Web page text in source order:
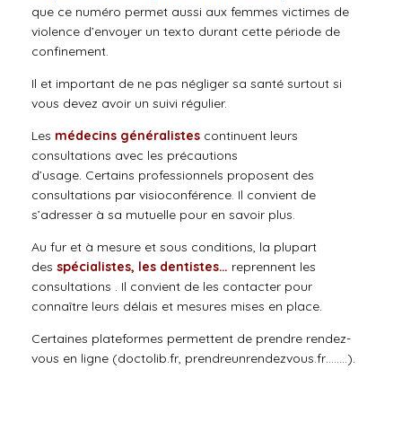
que ce numéro permet aussi aux femmes victimes de
violence d’envoyer un texto durant cette période de
confinement.
Il et important de ne pas négliger sa santé surtout si
vous devez avoir un suivi régulier.
Les médecins généralistes continuent leurs
consultations avec les précautions
d’usage. Certains professionnels proposent des
consultations par visioconférence. Il convient de
s’adresser à sa mutuelle pour en savoir plus.
Au fur et à mesure et sous conditions, la plupart
des spécialistes, les dentistes… reprennent les
consultations . Il convient de les contacter pour
connaître leurs délais et mesures mises en place.
Certaines plateformes permettent de prendre rendez-
vous en ligne (doctolib.fr, prendreunrendezvous.fr……..).